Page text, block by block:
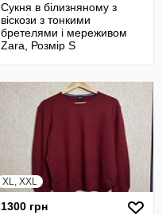
Сукня в білизняному з
віскози з тонкими
бретелями і мереживом
Zara, Розмір S
XL, XXL
1300 грн